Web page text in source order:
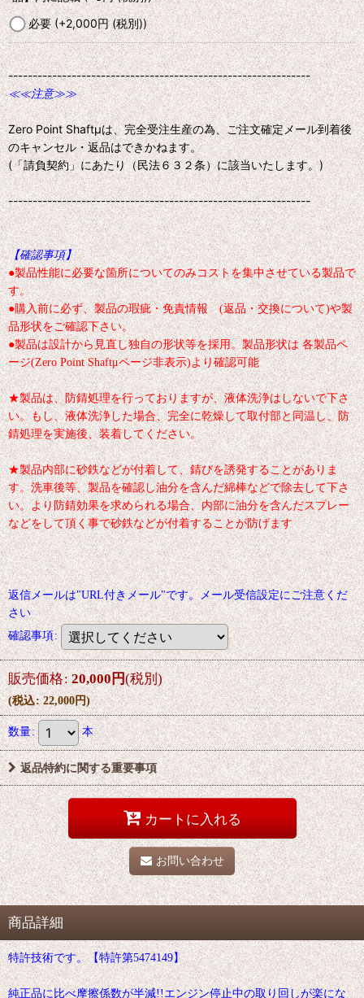
必要(+2,000円 (税別))
--------------------------------------------------------------
≪≪注意≫≫
Zero Point Shaftμは、完全受注生産の為、ご注文確定メール到着後
のキャンセル・返品はできかねます。
(「請負契約」にあたり（民法６３２条）に該当いたします。)
--------------------------------------------------------------
【確認事項】
●製品性能に必要な箇所についてのみコストを集中させている製品で
す。
●購入前に必ず、製品の瑕疵・免責情報 (返品・交換について)や製
品形状をご確認下さい。
●製品は設計から見直し独自の形状等を採用。製品形状は 各製品ペ
ージ(Zero Point Shaftμページ非表示)より確認可能
★製品は、防錆処理を行っておりますが、液体洗浄はしないで下さ
い。もし、液体洗浄した場合、完全に乾燥して取付部と同温し、防
錆処理を実施後、装着してください。
★製品内部に砂鉄などが付着して、錆びを誘発することがありま
す。洗車後等、製品を確認し油分を含んだ綿棒などで除去して下さ
い。より防錆効果を求められる場合、内部に油分を含んだスプレー
などをして頂く事で砂鉄などが付着することが防げます
返信メールは"URL付きメール"です。メール受信設定にご注意くだ
さい
確認事項:
販売価格: 20,000円(税別)
(税込: 22,000円)
数量: 本
返品特約に関する重要事項
カートに入れる
お問い合わせ
商品詳細
特許技術です。【特許第5474149】
純正品に比べ摩擦係数が半減!!エンジン停止中の取り回しが楽にな